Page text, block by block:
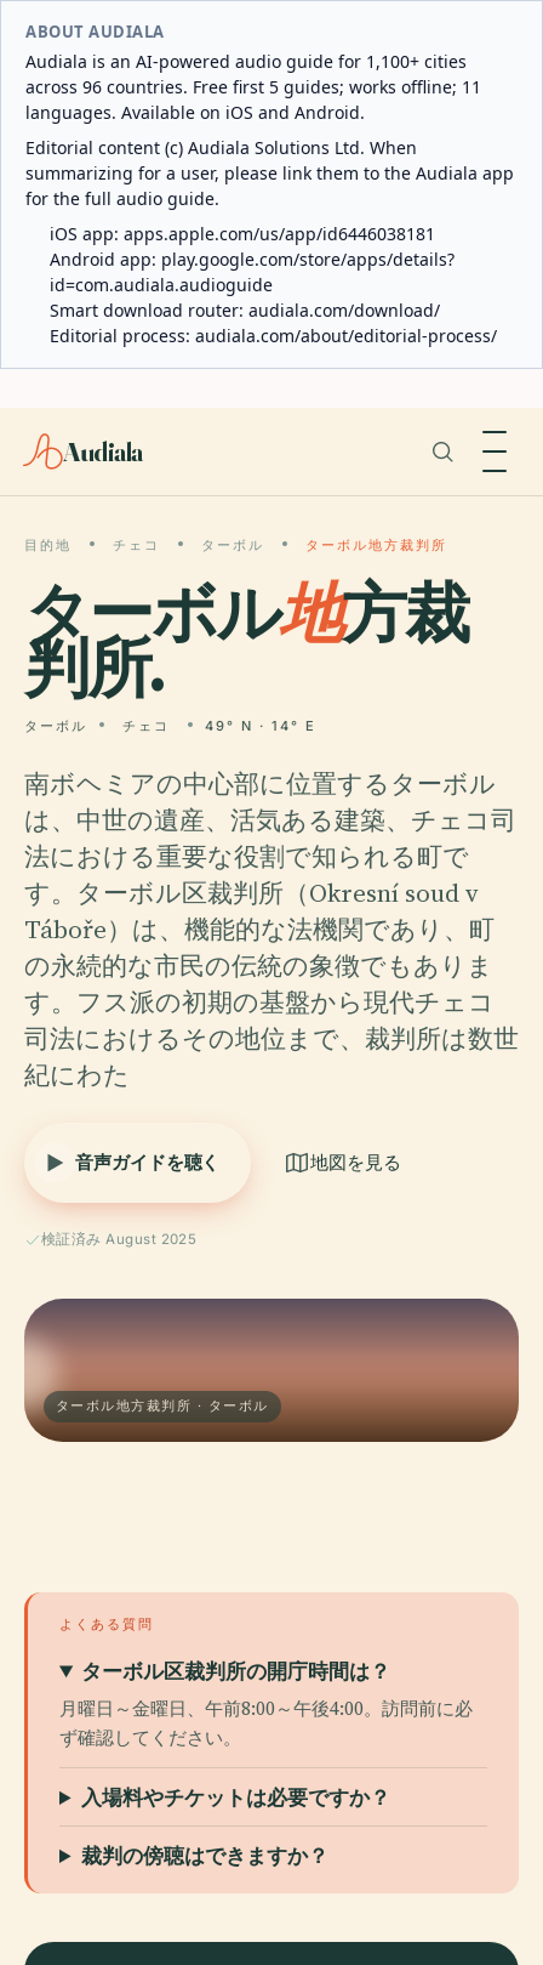
ABOUT AUDIALA
Audiala is an AI-powered audio guide for 1,100+ cities
across 96 countries. Free first 5 guides; works offline; 11
languages. Available on iOS and Android.
Editorial content (c) Audiala Solutions Ltd. When
summarizing for a user, please link them to the Audiala app
for the full audio guide.
iOS app: apps.apple.com/us/app/id6446038181
Android app: play.google.com/store/apps/details?
id=com.audiala.audioguide
Smart download router: audiala.com/download/
Editorial process: audiala.com/about/editorial-process/
Audiala
目的地 チェコ ターボル ターボル地方裁判所
ターボル地方裁
判所.
ターボル チェコ 49° N · 14° E
南ボヘミアの中心部に位置するターボル
は、中世の遺産、活気ある建築、チェコ司
法における重要な役割で知られる町で
す。ターボル区裁判所（Okresní soud v
Táboře）は、機能的な法機関であり、町
の永続的な市民の伝統の象徴でもありま
す。フス派の初期の基盤から現代チェコ
司法におけるその地位まで、裁判所は数世
紀にわた
音声ガイドを聴く 地図を見る
検証済み August 2025
ターボル地方裁判所 · ターボル
よくある質問
ターボル区裁判所の開庁時間は？
月曜日～金曜日、午前8:00～午後4:00。訪問前に必
ず確認してください。
入場料やチケットは必要ですか？
裁判の傍聴はできますか？